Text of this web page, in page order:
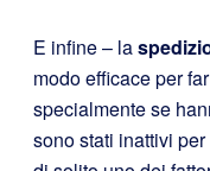
E infine – la
modo efficace per
specialmente se
sono stati inattivi